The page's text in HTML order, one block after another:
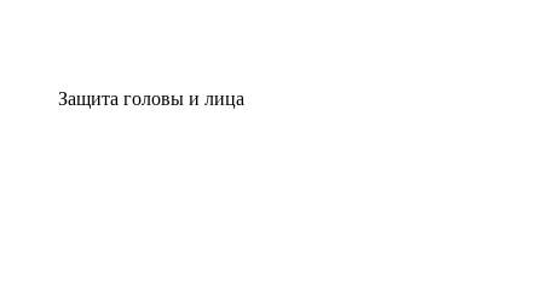
Защита головы и лица